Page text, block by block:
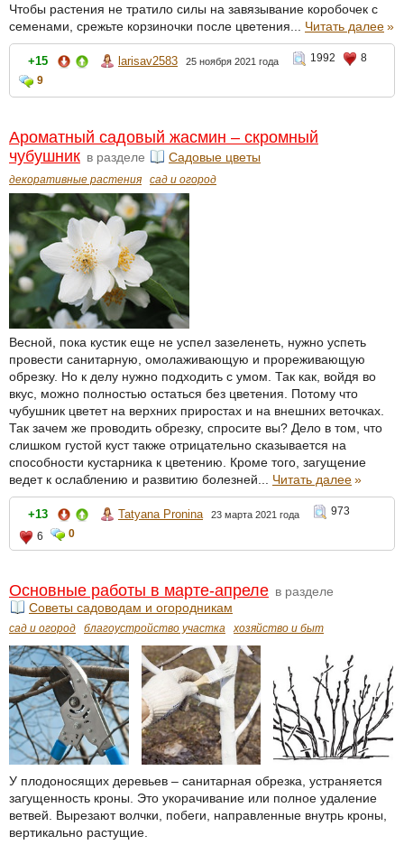
Чтобы растения не тратило силы на завязывание коробочек с
семенами, срежьте корзиночки после цветения... Читать далее»
+15 larisav2583 25 ноября 2021 года 1992
8
9
Ароматный садовый жасмин – скромный
чубушник в разделе Садовые цветы
декоративные растения сад и огород
Весной, пока кустик еще не успел зазеленеть, нужно успеть
провести санитарную, омолаживающую и прореживающую
обрезку. Но к делу нужно подходить с умом. Так как, войдя во
вкус, можно полностью остаться без цветения. Потому что
чубушник цветет на верхних приростах и на внешних веточках.
Так зачем же проводить обрезку, спросите вы? Дело в том, что
слишком густой куст также отрицательно сказывается на
способности кустарника к цветению. Кроме того, загущение
ведет к ослаблению и развитию болезней... Читать далее»
+13 Tatyana Pronina 23 марта 2021 года
973
6
0
Основные работы в марте-апреле в разделе
Советы садоводам и огородникам
сад и огород благоустройство участка хозяйство и быт
У плодоносящих деревьев – санитарная обрезка, устраняется
загущенность кроны. Это укорачивание или полное удаление
ветвей. Вырезают волчки, побеги, направленные внутрь кроны,
вертикально растущие.